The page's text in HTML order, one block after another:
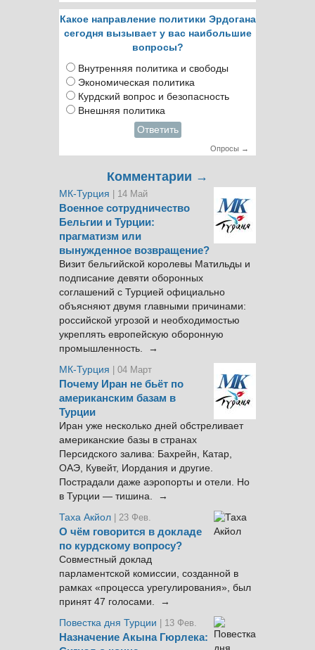
Какое направление политики Эрдогана
сегодня вызывает у вас наибольшие
вопросы?
Внутренняя политика и свободы
Экономическая политика
Курдский вопрос и безопасность
Внешняя политика
Ответить
Опросы →
Комментарии →
МК-Турция | 14 Май
Военное сотрудничество
Бельгии и Турции:
прагматизм или
вынужденное возвращение?
Визит бельгийской королевы Матильды и
подписание девяти оборонных
соглашений с Турцией официально
объясняют двумя главными причинами:
российской угрозой и необходимостью
укреплять европейскую оборонную
промышленность. →
МК-Турция
| 04 Март
Почему Иран не бьёт по
американским базам в
Турции
Иран уже несколько дней обстреливает
американские базы в странах
Персидского залива: Бахрейн, Катар,
ОАЭ, Кувейт, Иордания и другие.
Пострадали даже аэропорты и отели. Но
в Турции — тишина. →
Таха Акйол | 23 Фев.
О чём говорится в докладе
по курдскому вопросу?
Совместный доклад
парламентской комиссии, созданной в
рамках «процесса урегулирования», был
принят 47 голосами. →
Повестка дня Турции
| 13 Фев.
Назначение Акына Гюрлека: